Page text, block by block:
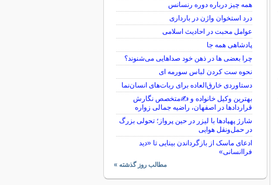
همه چیز درباره دوره رنسانس
درد استخوان واژن در بارداری
عوامل محبت در احادیث اسلامى
پادشاهی همه جا
چرا بعضی ها در ذهن خود صداهایی می‌شنوند؟
نحوه ست کردن لباس سورمه ای
دستاوردی خارق‌العاده برای ربات‌های انسان‌نما
بهترین وکیل خانواده و ✍️متخصص نگارش
قراردادها در اصفهان، راضیه جمالی زواره
شارژ پهپادها با لیزر در حین پرواز؛ تحولی بزرگ
در حمل‌ونقل هوایی
ادعای ماسک از بازگرداندن بینایی تا «دید
فراانسانی»
مطالب روز گذشته »